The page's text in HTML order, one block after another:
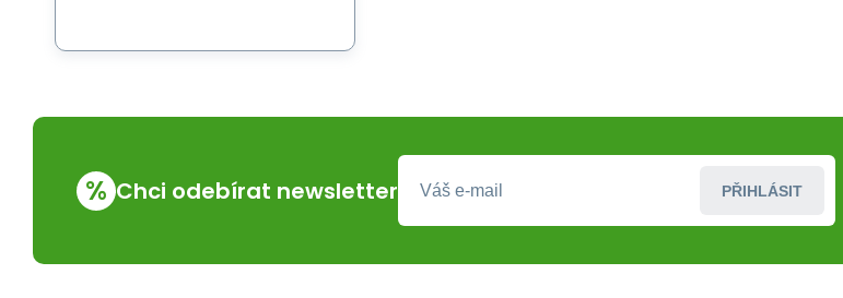
% Chci odebírat newsletter PŘIHLÁSIT